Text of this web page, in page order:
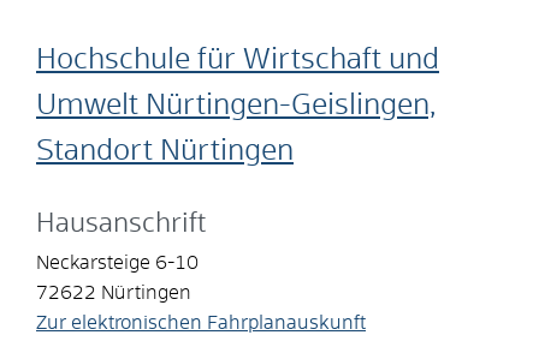
Hochschule für Wirtschaft und
Umwelt Nürtingen-Geislingen,
Standort Nürtingen
Hausanschrift
Neckarsteige 6-10
72622 Nürtingen
Zur elektronischen Fahrplanauskunft